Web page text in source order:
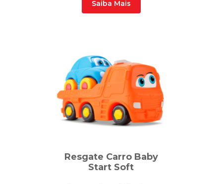
Saiba Mais
Resgate Carro Baby
Start Soft